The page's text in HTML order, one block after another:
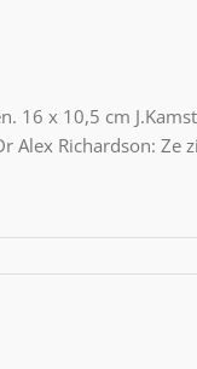
16 x 10,5 cm
Alex Richardson: Ze